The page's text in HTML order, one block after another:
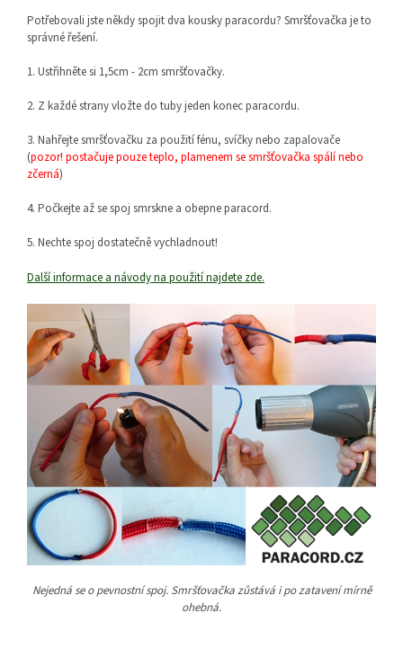
Potřebovali jste někdy spojit dva kousky paracordu? Smršťovačka je to
správné řešení.
1. Ustřihněte si 1,5cm - 2cm smršťovačky.
2. Z každé strany vložte do tuby jeden konec paracordu.
3. Nahřejte smršťovačku za použití fénu, svíčky nebo zapalovače
(pozor! postačuje pouze teplo, plamenem se smršťovačka spálí nebo
zčerná)
4. Počkejte až se spoj smrskne a obepne paracord.
5. Nechte spoj dostatečně vychladnout!
Další informace a návody na použití najdete zde.
Nejedná se o pevnostní spoj. Smršťovačka zůstává i po zatavení mírně
ohebná.